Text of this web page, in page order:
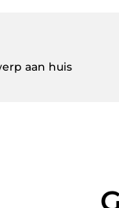
aan huis